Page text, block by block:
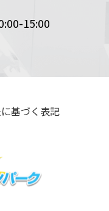
15:00
基づく表記